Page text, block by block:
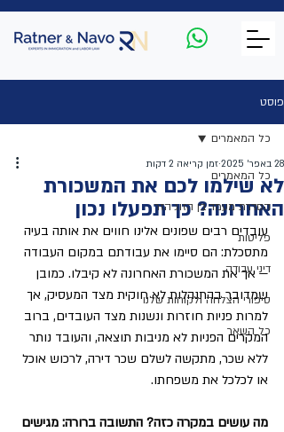
פוסט
כל המאמרים
הסדרת מעמד בן הזוג הזר
פליטות
דיני עבודה
סיפורי הצלחה ולקוחות שלנו
כל השאר
כל המאמרים
לא שילמו לכם את המשכורת
האחרונה? כך תפעלו נכון
28 באפר׳ 2025 זמן קריאה 2 דקות
עובדים רבים שפונים אלינו חווים את אותה בעיה
מתסכלת: הם סיימו את עבודתם במקום העבודה
— אך את המשכורת האחרונה לא קיבלו. כמובן
שמדובר בהתנהלות לא חוקית מצד המעסיק, אך
למרות פניות חוזרות ונשנות מצד העובדים, ברוב
המקרים הפניות לא מניבות תוצאה, והעובד נותר
ללא שכר, מתקשה לשלם שכר דירה, לרכוש אוכל
או לכלכל את משפחתו.
מה עושים במקרה כזה? התשובה ברורה: מגישים